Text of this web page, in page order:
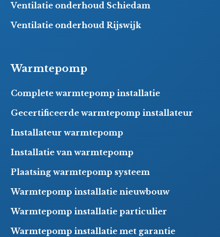
Ventilatie onderhoud Schiedam
Ventilatie onderhoud Rijswijk
Warmtepomp
Complete warmtepomp installatie
Gecertificeerde warmtepomp installateur
Installateur warmtepomp
Installatie van warmtepomp
Plaatsing warmtepomp systeem
Warmtepomp installatie nieuwbouw
Warmtepomp installatie particulier
Warmtepomp installatie met garantie